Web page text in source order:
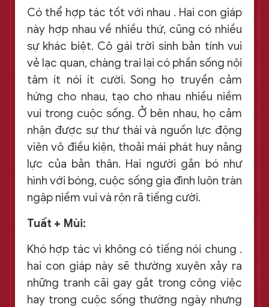
Có thể hợp tác tốt với nhau . Hai con giáp
này hợp nhau về nhiều thứ, cũng có nhiều
sự khác biệt. Cô gái trời sinh bản tính vui
vẻ lạc quan, chàng trai lại có phần sống nội
tâm ít nói ít cười. Song họ truyền cảm
hứng cho nhau, tạo cho nhau nhiều niềm
vui trong cuộc sống. Ở bên nhau, họ cảm
nhận được sự thư thái và nguồn lực động
viên vô điều kiện, thoải mái phát huy năng
lực của bản thân. Hai người gắn bó như
hình với bóng, cuộc sống gia đình luôn tràn
ngập niềm vui và rộn rã tiếng cười.
Tuất + Mùi:
Khó hợp tác vì không có tiếng nói chung .
hai con giáp này sẽ thường xuyên xảy ra
những tranh cãi gay gắt trong công việc
hay trong cuộc sống thường ngày nhưng